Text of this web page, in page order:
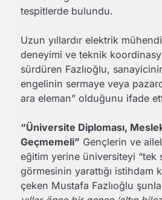
tespitlerde bulundu.
Uzun yıllardır elektrik
deneyimi ve teknik
sürdüren Fazlıoğlu,
engelinin sermaye veya
ara eleman” olduğunu ifade
“Üniversite Diploması,
Geçmemeli” Gençlerin ve
eğitim yerine üniversiteyi “tek
görmesinin yarattığı istihdam
çeken Mustafa Fazlıoğlu